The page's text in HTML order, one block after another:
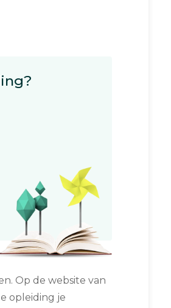
Op de website van
opleiding je